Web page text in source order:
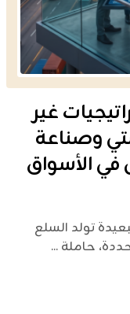
غير
وصناعة
في الأسواق
تولد السلع
حاملة ...